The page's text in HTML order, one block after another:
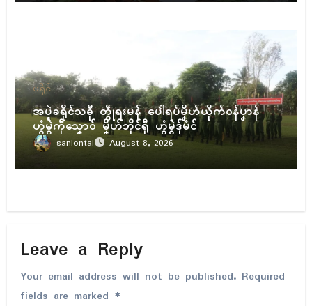
ပရိုၚ်
အပ္ဍဲခရိုၚ်သဓီု တွဵုရးမန် ပေါဲရပ်မၞိဟ်ယိုက်ဝန်ပၞာန်
ဟွံမွဲကဵုသၞောဝ် မၞိဟ်ဘိုၚ်ရီု ဟွံမွဲဒှ်မံၚ်
sanlontai August 8, 2026
Leave a Reply
Your email address will not be published. Required
fields are marked *